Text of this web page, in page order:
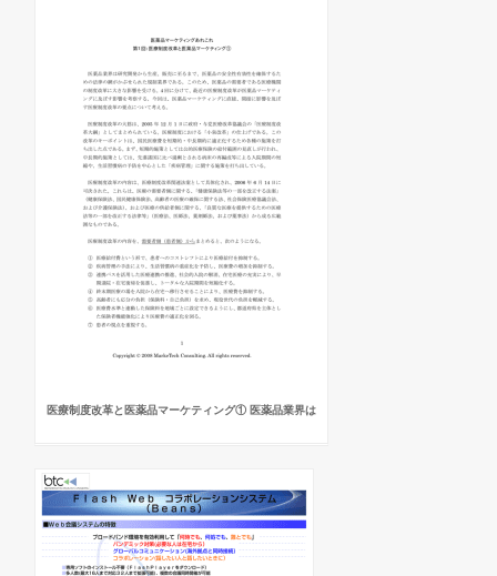
医療制度改革と医薬品マーケティング① 医薬品業界は